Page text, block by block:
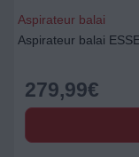
Aspirateur balai
Aspirateur balai
279,99€